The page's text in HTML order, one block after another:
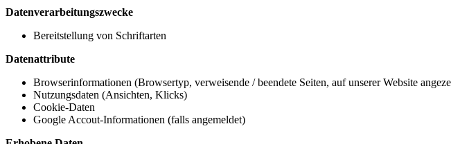
Datenverarbeitungszwecke
Bereitstellung von Schriftarten
Datenattribute
Browserinformationen (Browsertyp, verweisende / beendete Seiten, auf unserer Website
Nutzungsdaten (Ansichten, Klicks)
Cookie-Daten
Google Accout-Informationen (falls angemeldet)